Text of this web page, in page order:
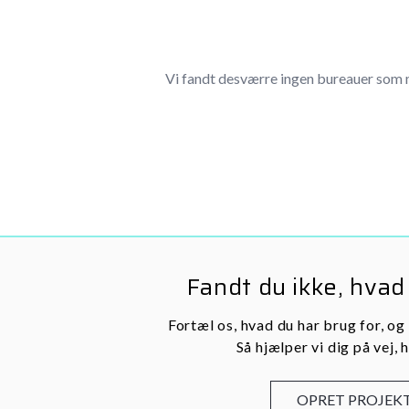
Vi fandt desværre ingen bureauer som
Fandt du ikke,
Fortæl os, hvad du har brug for, og
Så hjælper vi dig på vej,
OPRET